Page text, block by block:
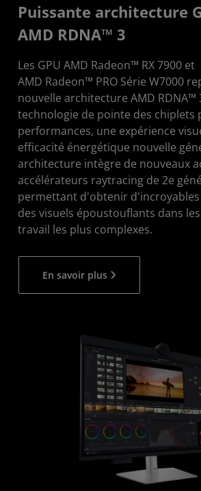
Puissante architecture
AMD RDNA™ 3
Les GPU AMD Radeon™ RX 7900 et
AMD Radeon™ PRO Série W7000
nouvelle architecture AMD RDNA™
technologie de pointe des chiplets
performances, une expérience
efficacité énergétique nouvelle
architecture intègre de nouveaux
accélérateurs raytracing de 2e
permettant d'obtenir
des visuels époustouflants dans
travail les plus complexes.
En savoir plus